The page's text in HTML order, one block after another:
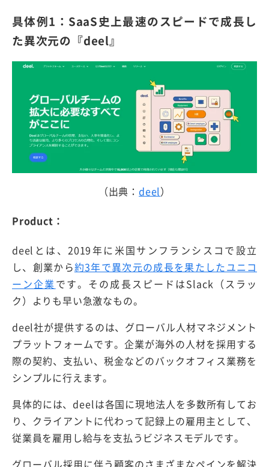
具体例1：SaaS史上最速のスピードで成長し
た異次元の『deel』
（出典： deel）
Product：
deelとは、2019年に米国サンフランシスコで設立
し、創業から約3年で異次元の成長を果たしたユニコ
ーン企業 です。その成長スピードはSlack（スラッ
ク）よりも早い急激なもの。
deel社が提供するのは、グローバル人材マネジメント
プラットフォームです。企業が海外の人材を採用する
際の契約、支払い、税金などのバックオフィス業務を
シンプルに行えます。
具体的には、deelは各国に現地法人を多数所有してお
り、クライアントに代わって記録上の雇用主として、
従業員を雇用し給与を支払うビジネスモデルです。